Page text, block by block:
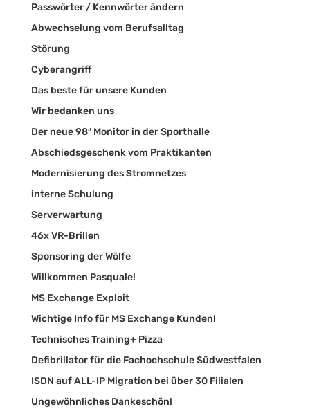
Passwörter / Kennwörter ändern
Abwechselung vom Berufsalltag
Störung
Cyberangriff
Das beste für unsere Kunden
Wir bedanken uns
Der neue 98″ Monitor in der Sporthalle
Abschiedsgeschenk vom Praktikanten
Modernisierung des Stromnetzes
interne Schulung
Serverwartung
46x VR-Brillen
Sponsoring der Wölfe
Willkommen Pasquale!
MS Exchange Exploit
Wichtige Info für MS Exchange Kunden!
Technisches Training+ Pizza
Defibrillator für die Fachochschule Südwestfalen
ISDN auf ALL-IP Migration bei über 30 Filialen
Ungewöhnliches Dankeschön!